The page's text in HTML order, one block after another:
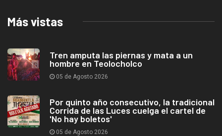
Más vistas
Tren amputa las piernas y mata a un
hombre en Teolocholco
05 de Agosto 2026
Por quinto año consecutivo, la tradicional
Corrida de las Luces cuelga el cartel de
'No hay boletos'
05 de Agosto 2026